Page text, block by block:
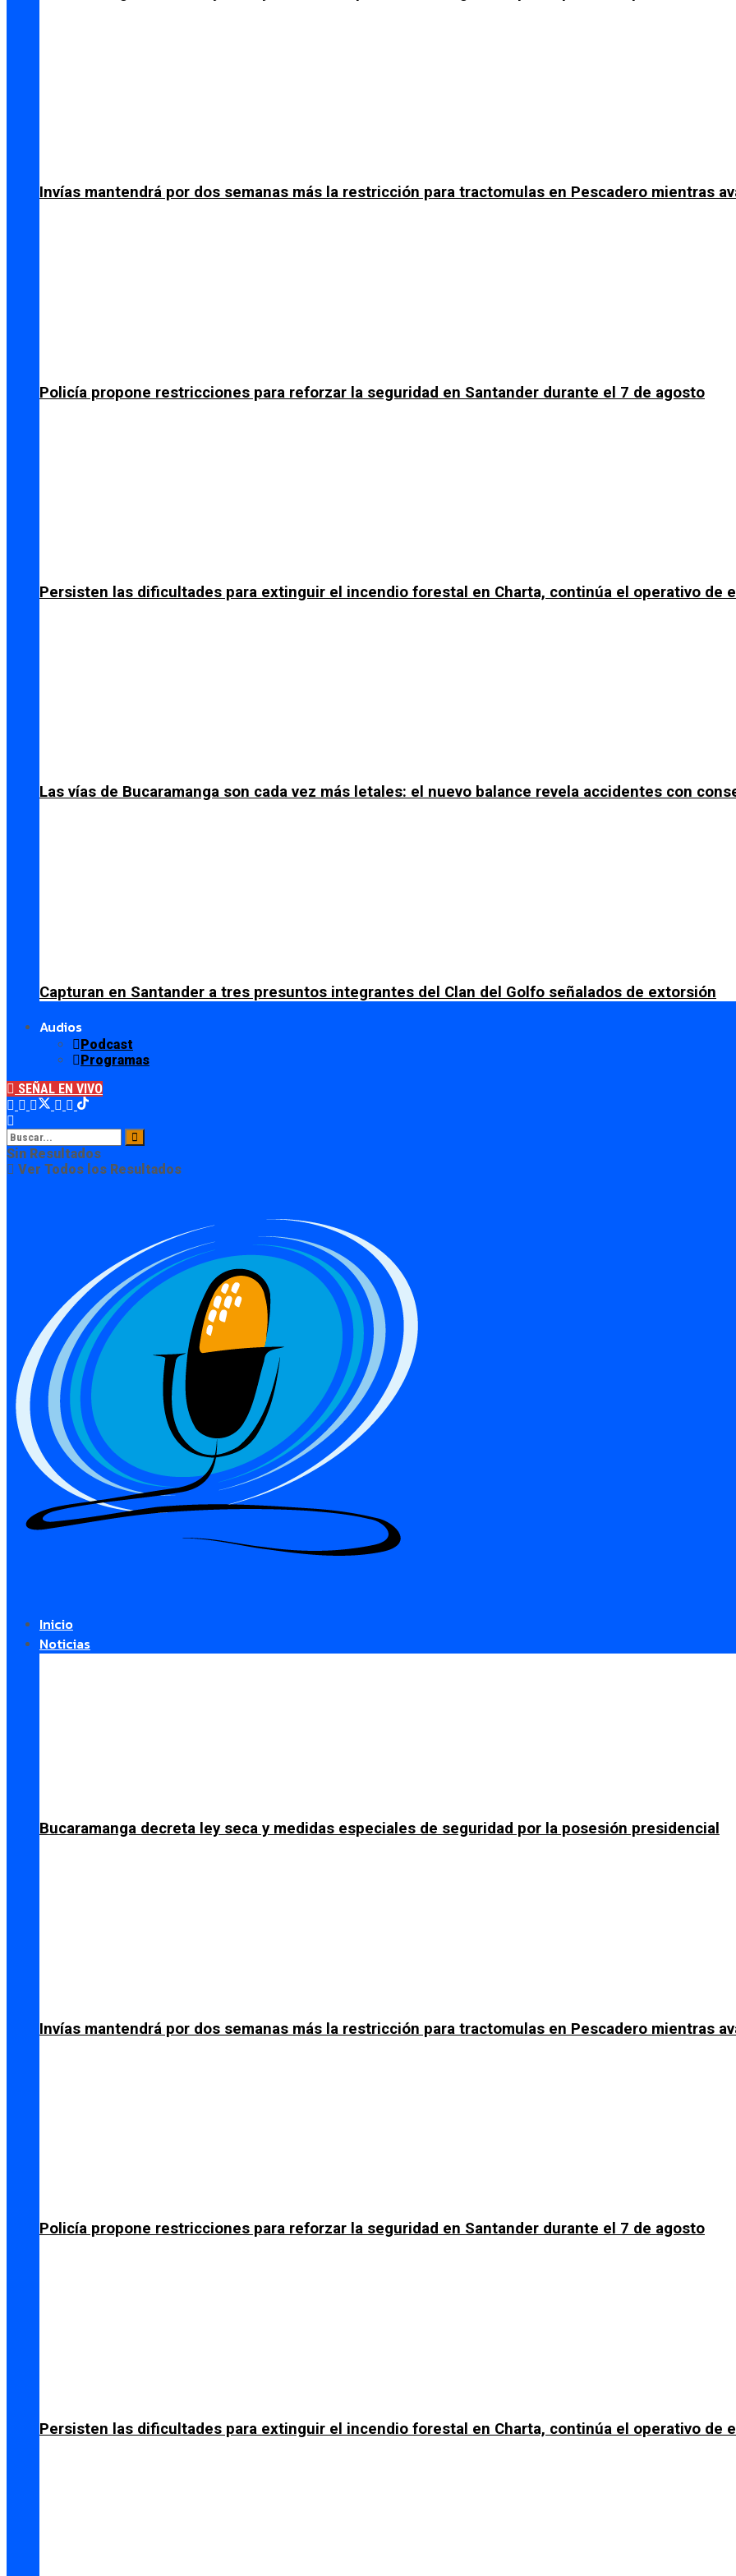
Invías mantendrá por dos semanas más la restricción para tractomulas en Pescadero mientras
Policía propone restricciones para reforzar la seguridad en Santander durante el 7 de agosto
Persisten las dificultades para extinguir el incendio forestal en Charta, continúa el operativo de
Las vías de Bucaramanga son cada vez más letales: el nuevo balance revela accidentes con
Capturan en Santander a tres presuntos integrantes del Clan del Golfo señalados de extorsión
Audios
Podcast
Programas
SEÑAL EN VIVO
Sin Resultados
Ver Todos los Resultados
Inicio
Noticias
Bucaramanga decreta ley seca y medidas especiales de seguridad por la posesión presidencial
Invías mantendrá por dos semanas más la restricción para tractomulas en Pescadero mientras
Policía propone restricciones para reforzar la seguridad en Santander durante el 7 de agosto
Persisten las dificultades para extinguir el incendio forestal en Charta, continúa el operativo de